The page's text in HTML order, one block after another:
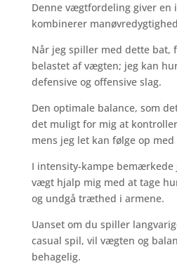
Denne vægtfordeling giver en
kombinerer
Når jeg spiller med dette bat,
belastet af vægten; jeg kan
defensive og offensive slag.
Den optimale balance, som
det muligt for mig at
mens jeg let kan følge op
I intensity-kampe bemærkede
vægt hjalp mig med at tage
og undgå træthed i armene.
Uanset om du spiller
casual spil, vil vægten og
behagelig.